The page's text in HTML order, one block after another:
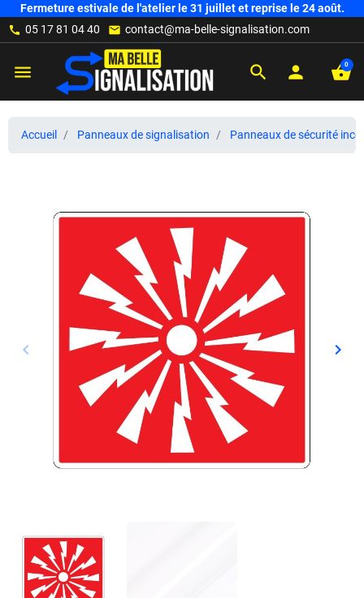
Fermeture estivale de l'atelier le 31 juillet et reprise le 24 août.
call 05 17 81 04 40 mail contact@ma-belle-signalisation.com
menu search person shopping_basket
0
Accueil Panneaux de signalisation Panneaux de sécurité
Précédent
keyboard_arrow_left keyboard_arrow_right